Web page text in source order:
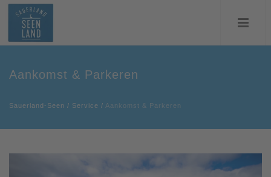
Aankomst & Parkeren
Sauerland-Seen / Service / Aankomst & Parkeren